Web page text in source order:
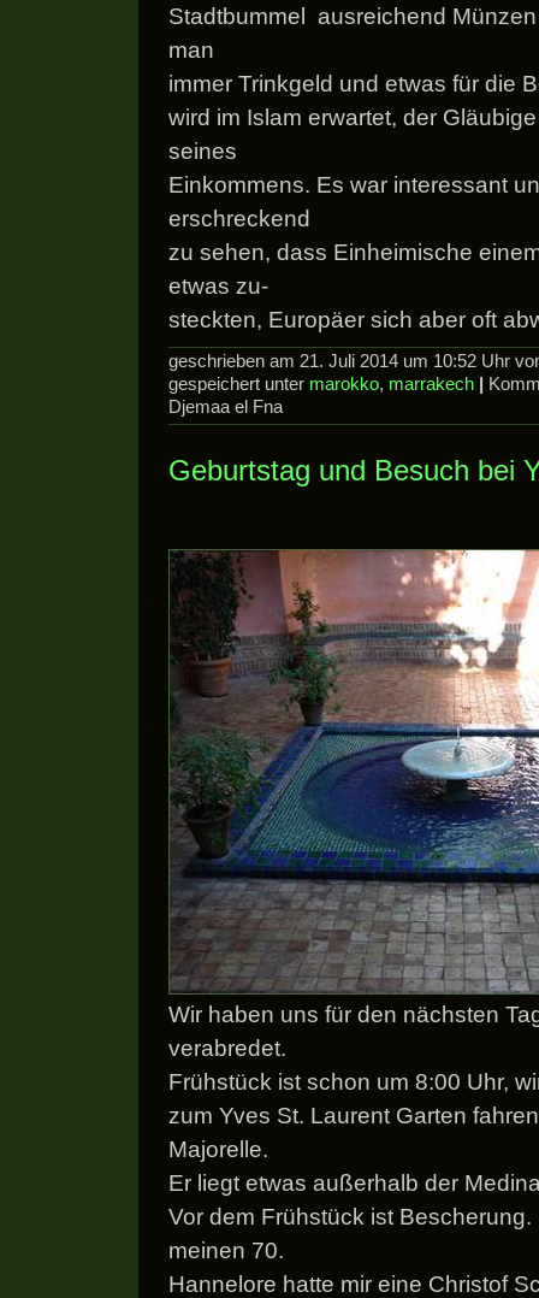
Stadtbummel ausreichend
man
immer Trinkgeld und etwas für die
wird im Islam erwartet, der
seines
Einkommens. Es war interessant
erschreckend
zu sehen, dass Einheimische
etwas zu-
steckten, Europäer sich aber oft
geschrieben am 21. Juli 2014 um 10:52 Uhr
gespeichert unter marokko, marrakech
Djemaa el Fna
Geburtstag und Besuch bei
Wir haben uns für den nächsten
verabredet.
Frühstück ist schon um 8:00 Uhr,
zum Yves St. Laurent Garten
Majorelle.
Er liegt etwas außerhalb der
Vor dem Frühstück ist
meinen 70.
Hannelore hatte mir eine Christof